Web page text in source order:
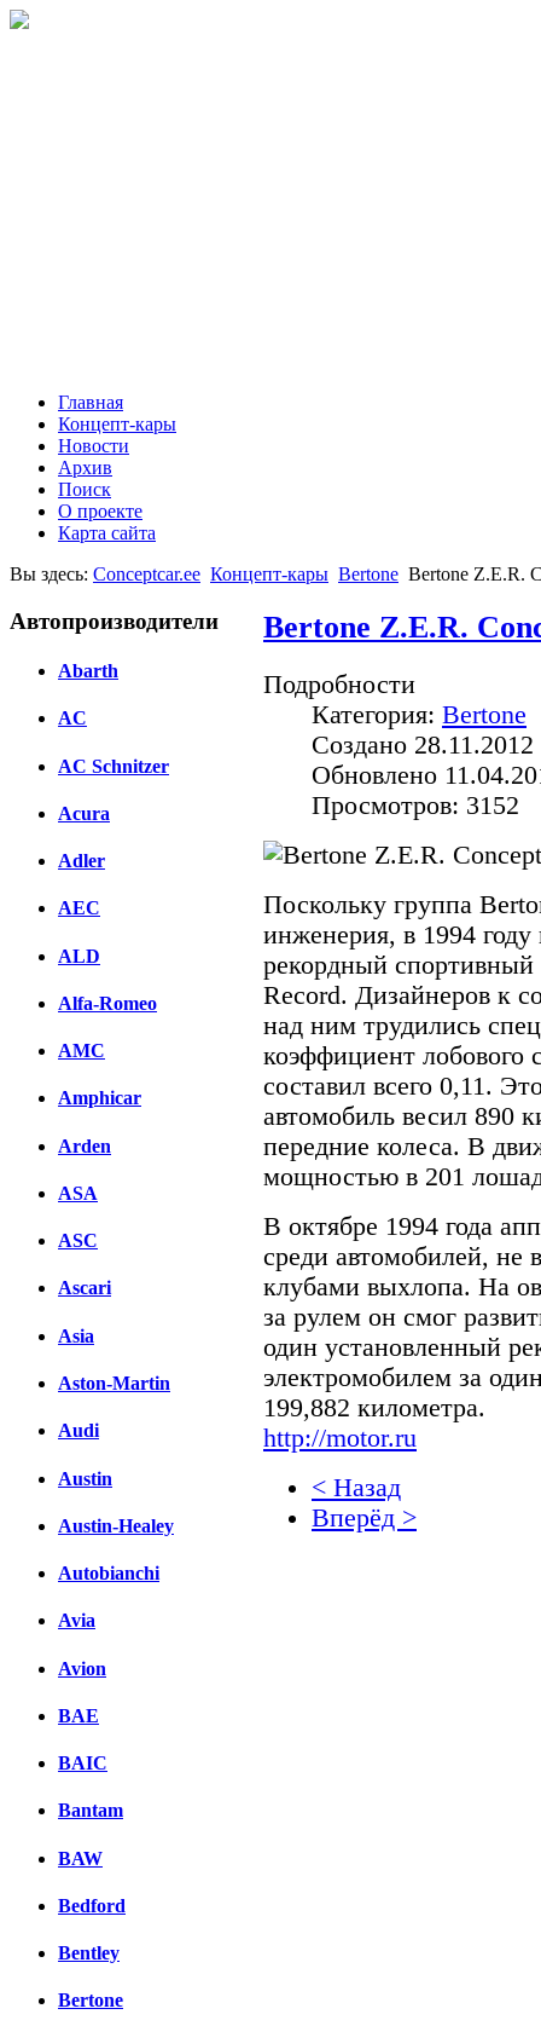
Главная
Концепт-кары
Новости
Архив
Поиск
О проекте
Карта сайта
Вы здесь: Conceptcar.ee Концепт-кары Bertone Bertone Z.E.R.
Автопроизводители
Abarth
AC
AC Schnitzer
Acura
Adler
AEC
ALD
Alfa-Romeo
AMC
Amphicar
Arden
ASA
ASC
Ascari
Asia
Aston-Martin
Audi
Austin
Austin-Healey
Autobianchi
Avia
Avion
BAE
BAIC
Bantam
BAW
Bedford
Bentley
Bertone
Bertone Z.E.R.
Подробности
Категория: Bertone
Создано 28.11.2012
Обновлено
Просмотров: 3152
Поскольку группа
инженерия, в 1994
рекордный
Record. Дизайнеров к
над ним трудились
коэффициент лобового
составил всего 0,11.
автомобиль весил 890
передние колеса. В
мощностью в 201
В октябре 1994 года
среди автомобилей, не
клубами выхлопа. На
за рулем он смог
один установленный
электромобилем за
199,882 километра.
http://motor.ru
< Назад
Вперёд >